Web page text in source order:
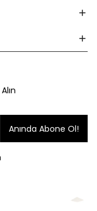
Anında Abone Ol!